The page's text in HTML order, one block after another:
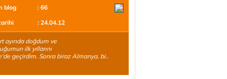
blog
: 66
: 24.04.12
ayında doğdum ve
ilk yıllarını
geçirdim. Sonra biraz Almanya, bi..